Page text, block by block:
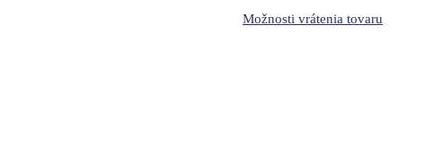
Možnosti vrátenia tovaru